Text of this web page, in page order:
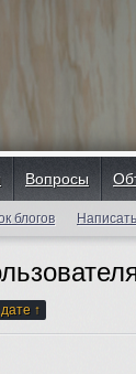
Вопросы
блогов Написать
дате ↑